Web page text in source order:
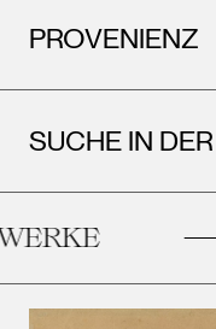
PROVENIENZ
SUCHE IN